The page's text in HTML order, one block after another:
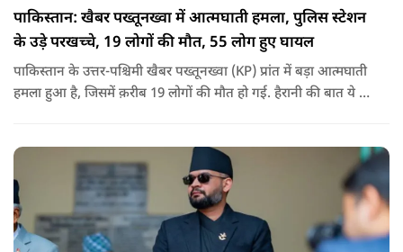
पाकिस्तान: खैबर पख्तूनख्वा में आत्मघाती हमला, पुलिस स्टेशन
के उड़े परखच्चे, 19 लोगों की मौत, 55 लोग हुए घायल
पाकिस्तान के उत्तर-पश्चिमी खैबर पख्तूनख्वा (KP) प्रांत में बड़ा आत्मघाती
हमला हुआ है, जिसमें क़रीब 19 लोगों की मौत हो गई. हैरानी की बात ये है